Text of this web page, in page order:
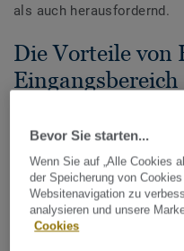
als auch herausfordernd.
Die Vorteile von
Eingangsbereich
Zuhause. Ein
hochwertig und wohnlich.
zählen:
Natürliche Wärme und
Bevor Sie starten...
Wenn Sie auf „Alle Cookies
der Speicherung von
Websitenavigation zu
analysieren und unsere
Cookies